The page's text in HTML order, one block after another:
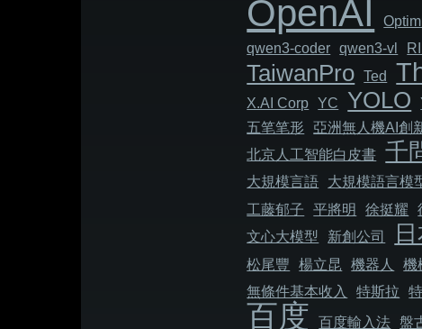
OpenAI
qwen3-coder qwen3-vl
TaiwanPro Ted
X.AI Corp
YC YOLO
五笔笔形
亞洲無人機AI創
北京人工智能白皮書
千
大規模言語
大規模語言模
工藤郁子
平將明 徐挺耀
文心大模型
新創公司
松尾豐
楊立昆 機器人 機
無條件基本收入
特斯拉
百度 百度輸入法 盤